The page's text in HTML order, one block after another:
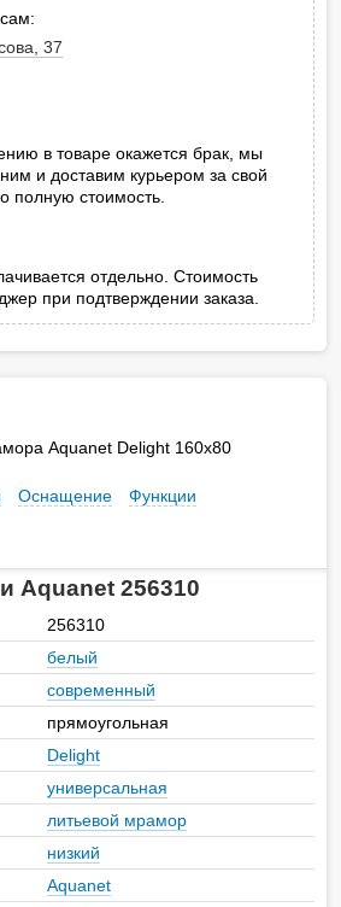
37
в товаре окажется брак, мы
и доставим курьером за свой
полную стоимость.
отдельно. Стоимость
при подтверждении заказа.
Aquanet Delight 160x80
Оснащение Функции
Aquanet 256310
256310
белый
современный
прямоугольная
Delight
универсальная
литьевой мрамор
низкий
Aquanet